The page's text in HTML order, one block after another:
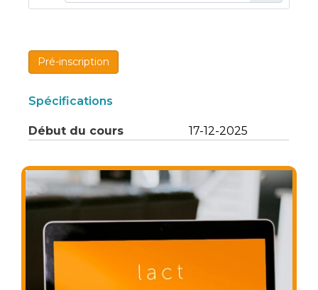
Pré-inscription
Spécifications
Début du cours 17-12-2025